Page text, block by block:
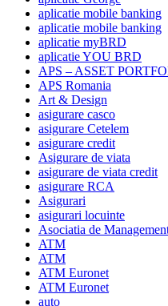
aplicatie mobile banking
aplicatie mobile banking
aplicatie myBRD
aplicatie YOU BRD
APS – ASSET
APS Romania
Art & Design
asigurare casco
asigurare Cetelem
asigurare credit
Asigurare de viata
asigurare de viata credit
asigurare RCA
Asigurari
asigurari locuinte
Asociatia de
ATM
ATM
ATM Euronet
ATM Euronet
auto